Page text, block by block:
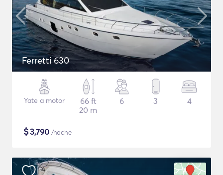
Ferretti 630
Yate a motor
66 ft
20 m
6 3 4
$3,790 /noche